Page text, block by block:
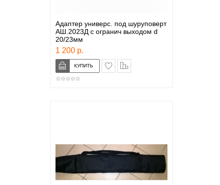
Адаптер универс. под шуруповерт
АШ.2023Д с огранич выходом d
20/23мм
1 200 р.
в закладки